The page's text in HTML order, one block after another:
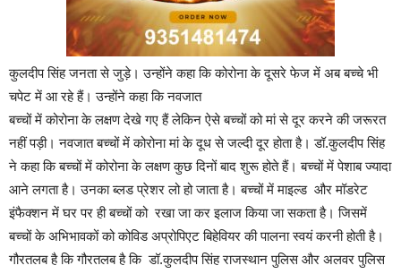
कुलदीप सिंह जनता से जुड़े। उन्होंने कहा कि कोरोना के दूसरे फेज में अब बच्चे भी
चपेट में आ रहे हैं। उन्होंने कहा कि नवजात
बच्चों में कोरोना के लक्षण देखे गए हैं लेकिन ऐसे बच्चों को मां से दूर करने की जरूरत
नहीं पड़ी। नवजात बच्चों में कोरोना मां के दूध से जल्दी दूर होता है। डॉ.कुलदीप सिंह
ने कहा कि बच्चों में कोरोना के लक्षण कुछ दिनों बाद शुरू होते हैं। बच्चों में पेशाब ज्यादा
आने लगता है। उनका ब्लड प्रेशर लो हो जाता है। बच्चों में माइल्ड और मॉडरेट
इंफैक्शन में घर पर ही बच्चों को रखा जा कर इलाज किया जा सकता है। जिसमें
बच्चों के अभिभावकों को कोविड अप्रोपिएट बिहेवियर की पालना स्वयं करनी होती है।
गौरतलब है कि गौरतलब है कि डॉ.कुलदीप सिंह राजस्थान पुलिस और अलवर पुलिस